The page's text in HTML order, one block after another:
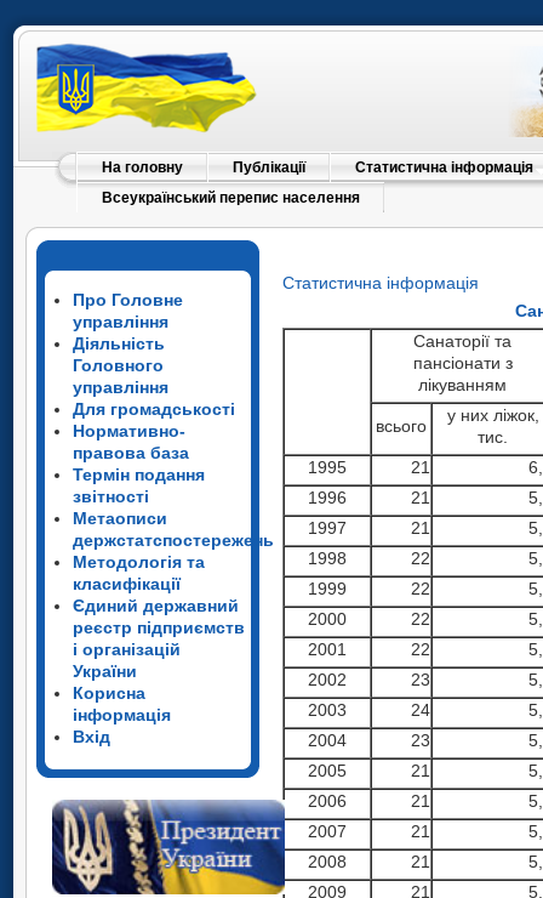
На головну Публікації
Статистична інформація
Всеукраїнський перепис населення
Про Головне
управління
Діяльність
Головного
управління
Для громадськості
Нормативно-
правова база
Термін подання
звітності
Метаописи
держстатспостережень
Методологія та
класифікації
Єдиний державний
реєстр підприємств
і організацій
України
Корисна
інформація
Вхід
Статистична інформація
Санаторії та
пансіонати з
лікуванням
всього
у них ліжок,
тис.
1995
21
1996
21
1997
21
1998
22
1999
22
2000
22
2001
22
2002
23
2003
24
2004
23
2005
21
2006
21
2007
21
2008
21
2009
21